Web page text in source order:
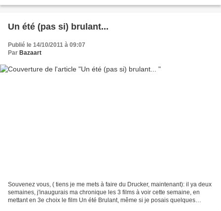
Un été (pas si) brulant...
Publié le 14/10/2011 à 09:07
Par Bazaart
Souvenez vous, ( tiens je me mets à faire du Drucker, maintenant): il ya deux
semaines, j'inaugurais ma chronique les 3 films à voir cette semaine, en
mettant en 3e choix le film Un été Brulant, même si je posais quelques